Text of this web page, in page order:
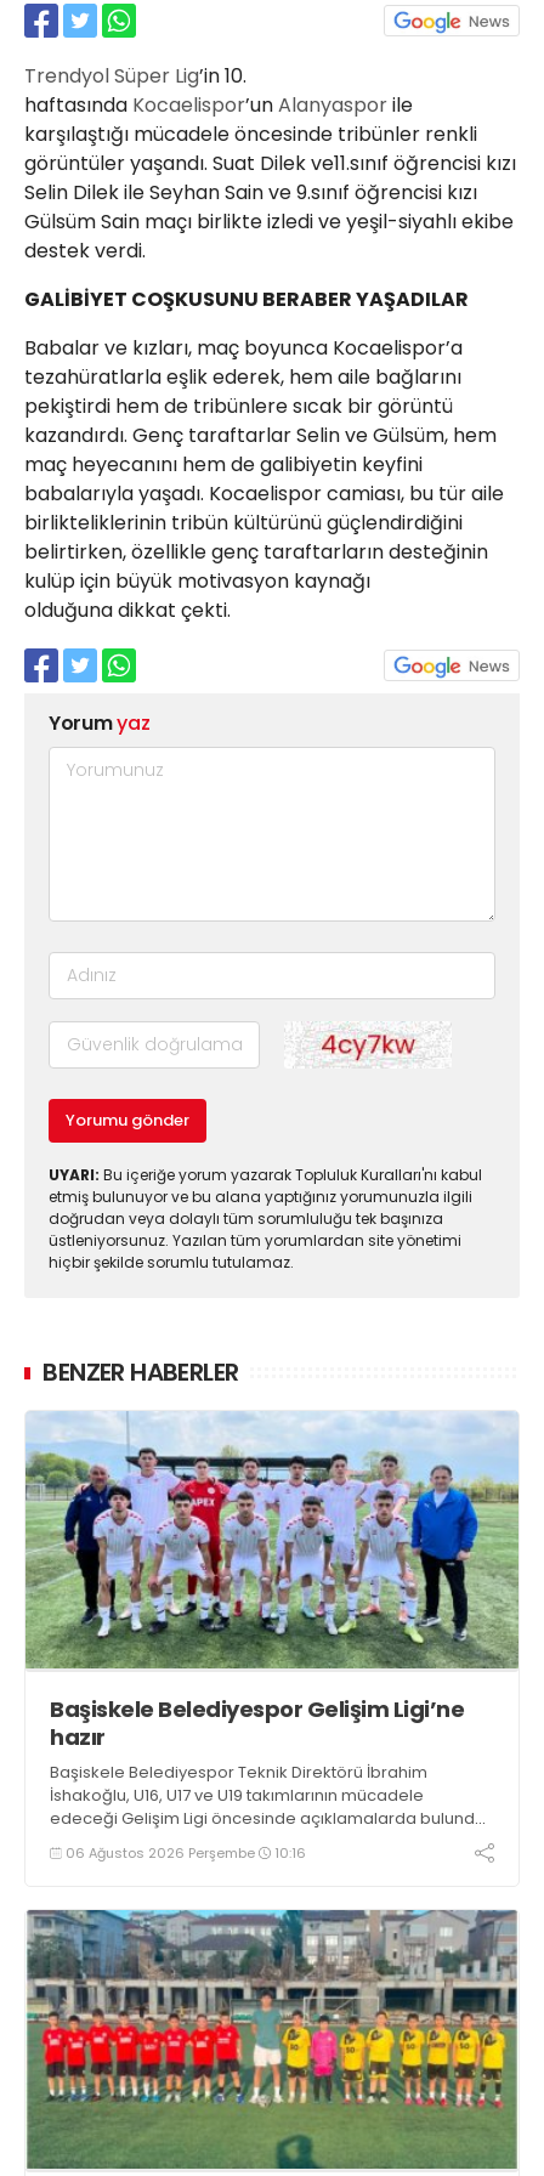
Trendyol Süper Lig’in 10.
haftasında Kocaelispor’unAlanyasporile
karşılaştığı mücadele öncesinde tribünler renkli
görüntüler yaşandı. Suat Dilek ve11.sınıf öğrencisi kızı
Selin Dilek ile Seyhan Sain ve 9.sınıf öğrencisi kızı
Gülsüm Sain maçı birlikte izledi ve yeşil-siyahlı ekibe
destek verdi.
GALİBİYET COŞKUSUNU BERABER YAŞADILAR
Babalar ve kızları, maç boyunca Kocaelispor’a
tezahüratlarla eşlik ederek, hem aile bağlarını
pekiştirdi hem de tribünlere sıcak bir görüntü
kazandırdı. Genç taraftarlar Selin ve Gülsüm, hem
maç heyecanını hem de galibiyetin keyfini
babalarıyla yaşadı. Kocaelispor camiası, bu tür aile
birlikteliklerinin tribün kültürünü güçlendirdiğini
belirtirken, özellikle genç taraftarların desteğinin
kulüp için büyük motivasyon kaynağı
olduğuna dikkat çekti.
Yorumyaz
Yorumu gönder
UYARI: Bu içeriğe yorum yazarak Topluluk Kuralları'nı kabul
etmiş bulunuyor ve bu alana yaptığınız yorumunuzla ilgili
doğrudan veya dolaylı tüm sorumluluğu tek başınıza
üstleniyorsunuz. Yazılan tüm yorumlardan site yönetimi
hiçbir şekilde sorumlu tutulamaz.
BENZER HABERLER
Başiskele Belediyespor Gelişim Ligi’ne
hazır
Başiskele Belediyespor Teknik Direktörü İbrahim
İshakoğlu, U16, U17 ve U19 takımlarının mücadele
edeceği Gelişim Ligi öncesinde açıklamalarda bulundu.
Genç oyuncuların gelişimine dikkat çeken İshakoğlu,
hedeflerinin sadece sonuç almak değil, Türk futboluna
06 Ağustos 2026 Perşembe 10:16
haber@golcukpostasi.com